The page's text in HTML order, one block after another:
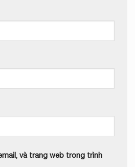
và trang web trong trình